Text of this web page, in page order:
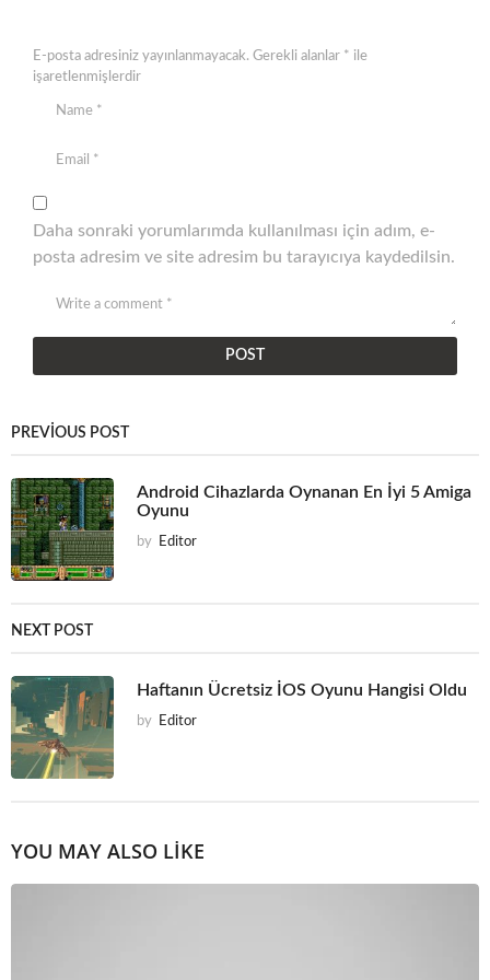
E-posta adresiniz yayınlanmayacak. Gerekli alanlar * ile
işaretlenmişlerdir
Daha sonraki yorumlarımda kullanılması için adım, e-
posta adresim ve site adresim bu tarayıcıya kaydedilsin.
PREVIOUS POST
Android Cihazlarda Oynanan En İyi 5 Amiga
Oyunu
by Editor
NEXT POST
Haftanın Ücretsiz İOS Oyunu Hangisi Oldu
by Editor
YOU MAY ALSO LIKE